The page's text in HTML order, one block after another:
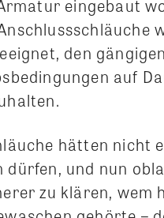
eingebaut
den gängigen
auf
hätten nicht
dürfen, und nun
zu klären, wem